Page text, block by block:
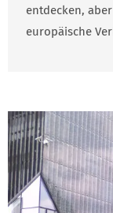
entdecken,
europäische